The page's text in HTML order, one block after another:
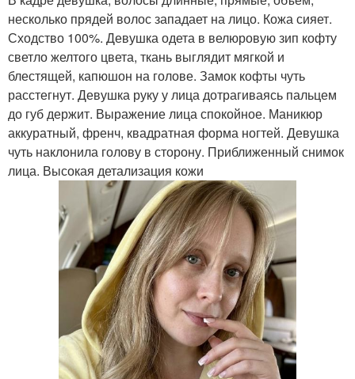
несколько прядей волос западает на лицо. Кожа сияет.
Сходство 100%. Девушка одета в велюровую зип кофту
светло желтого цвета, ткань выглядит мягкой и
блестящей, капюшон на голове. Замок кофты чуть
расстегнут. Девушка руку у лица дотрагиваясь пальцем
до губ держит. Выражение лица спокойное. Маникюр
аккуратный, френч, квадратная форма ногтей. Девушка
чуть наклонила голову в сторону. Приближенный снимок
лица. Высокая детализация кожи